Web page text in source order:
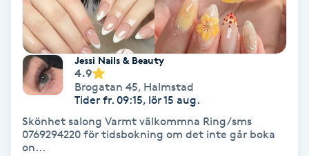
Celluliter
Coachning
Cryoterapi
Jessi Nails & Beauty
4.9
Brogatan 45, Halmstad
Tider fr. 09:15, lör 15 aug.
Skönhet salong Varmt välkommna Ring/sms
0769294220 för tidsbokning om det inte går boka
on...